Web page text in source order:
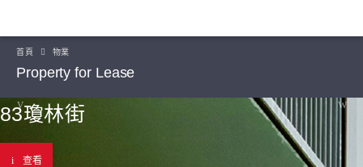
首頁 物業
Property for Lease
83瓊林街
查看